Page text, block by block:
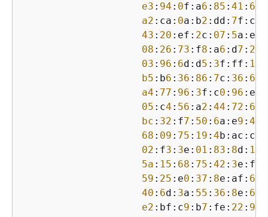
e3 : 94 : 0f:a6 : 85 : 41 : 6
a2 :ca: 0a:b2 :dd: 7f:c
43 : 20 :ef: 2c: 07 : 5a:e
08 : 26 : 73 :f8 :a6 :d7 : 22
03 : 96 : 6d:d5 : 3f:ff: 18
b5 :b6 : 36 : 86 : 7c: 36 : 65
a4 : 77 : 96 : 3f:c0 : 96 :e
05 :c4 : 56 :a2 : 44 : 72 : 6
bc : 32 :f7 : 50 : 6a:e9 : 42
68 : 09 : 75 : 19 : 4b:ac:c
02 :f3 : 3e: 01 : 83 : 8d: 16
5a : 15 : 68 : 75 : 42 : 3e:f
59 : 25 :e0 : 37 : 8e:af: 6
40 : 6d: 3a: 55 : 36 : 8e: 60
e2 :bf:c9 :b7 :fe: 22 : 9